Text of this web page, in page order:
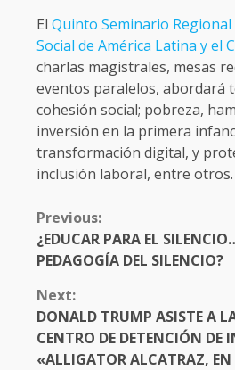
El Quinto Seminario
Social de América Latina y el
charlas magistrales, mesas
eventos paralelos, abordará
cohesión social; pobreza,
inversión en la primera
transformación digital, y
inclusión laboral, entre otros.
CONTINUE
READING
Previous:
¿EDUCAR PARA EL
PEDAGOGÍA DEL SILENCIO?
Next:
DONALD TRUMP ASISTE A
CENTRO DE DETENCIÓN DE
«ALLIGATOR ALCATRAZ, EN